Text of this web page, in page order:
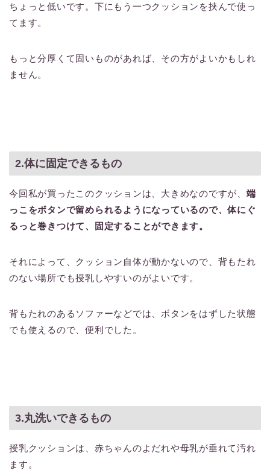
ちょっと低いです。下にもう一つクッションを挟んで使っ
てます。
もっと分厚くて固いものがあれば、その方がよいかもしれ
ません。
2.体に固定できるもの
今回私が買ったこのクッションは、大きめなのですが、 端
っこをボタンで留められるようになっているので、体にぐ
るっと巻きつけて、固定することができます。
それによって、クッション自体が動かないので、背もたれ
のない場所でも授乳しやすいのがよいです。
背もたれのあるソファーなどでは、ボタンをはずした状態
でも使えるので、便利でした。
3.丸洗いできるもの
授乳クッションは、赤ちゃんのよだれや母乳が垂れて汚れ
ます。